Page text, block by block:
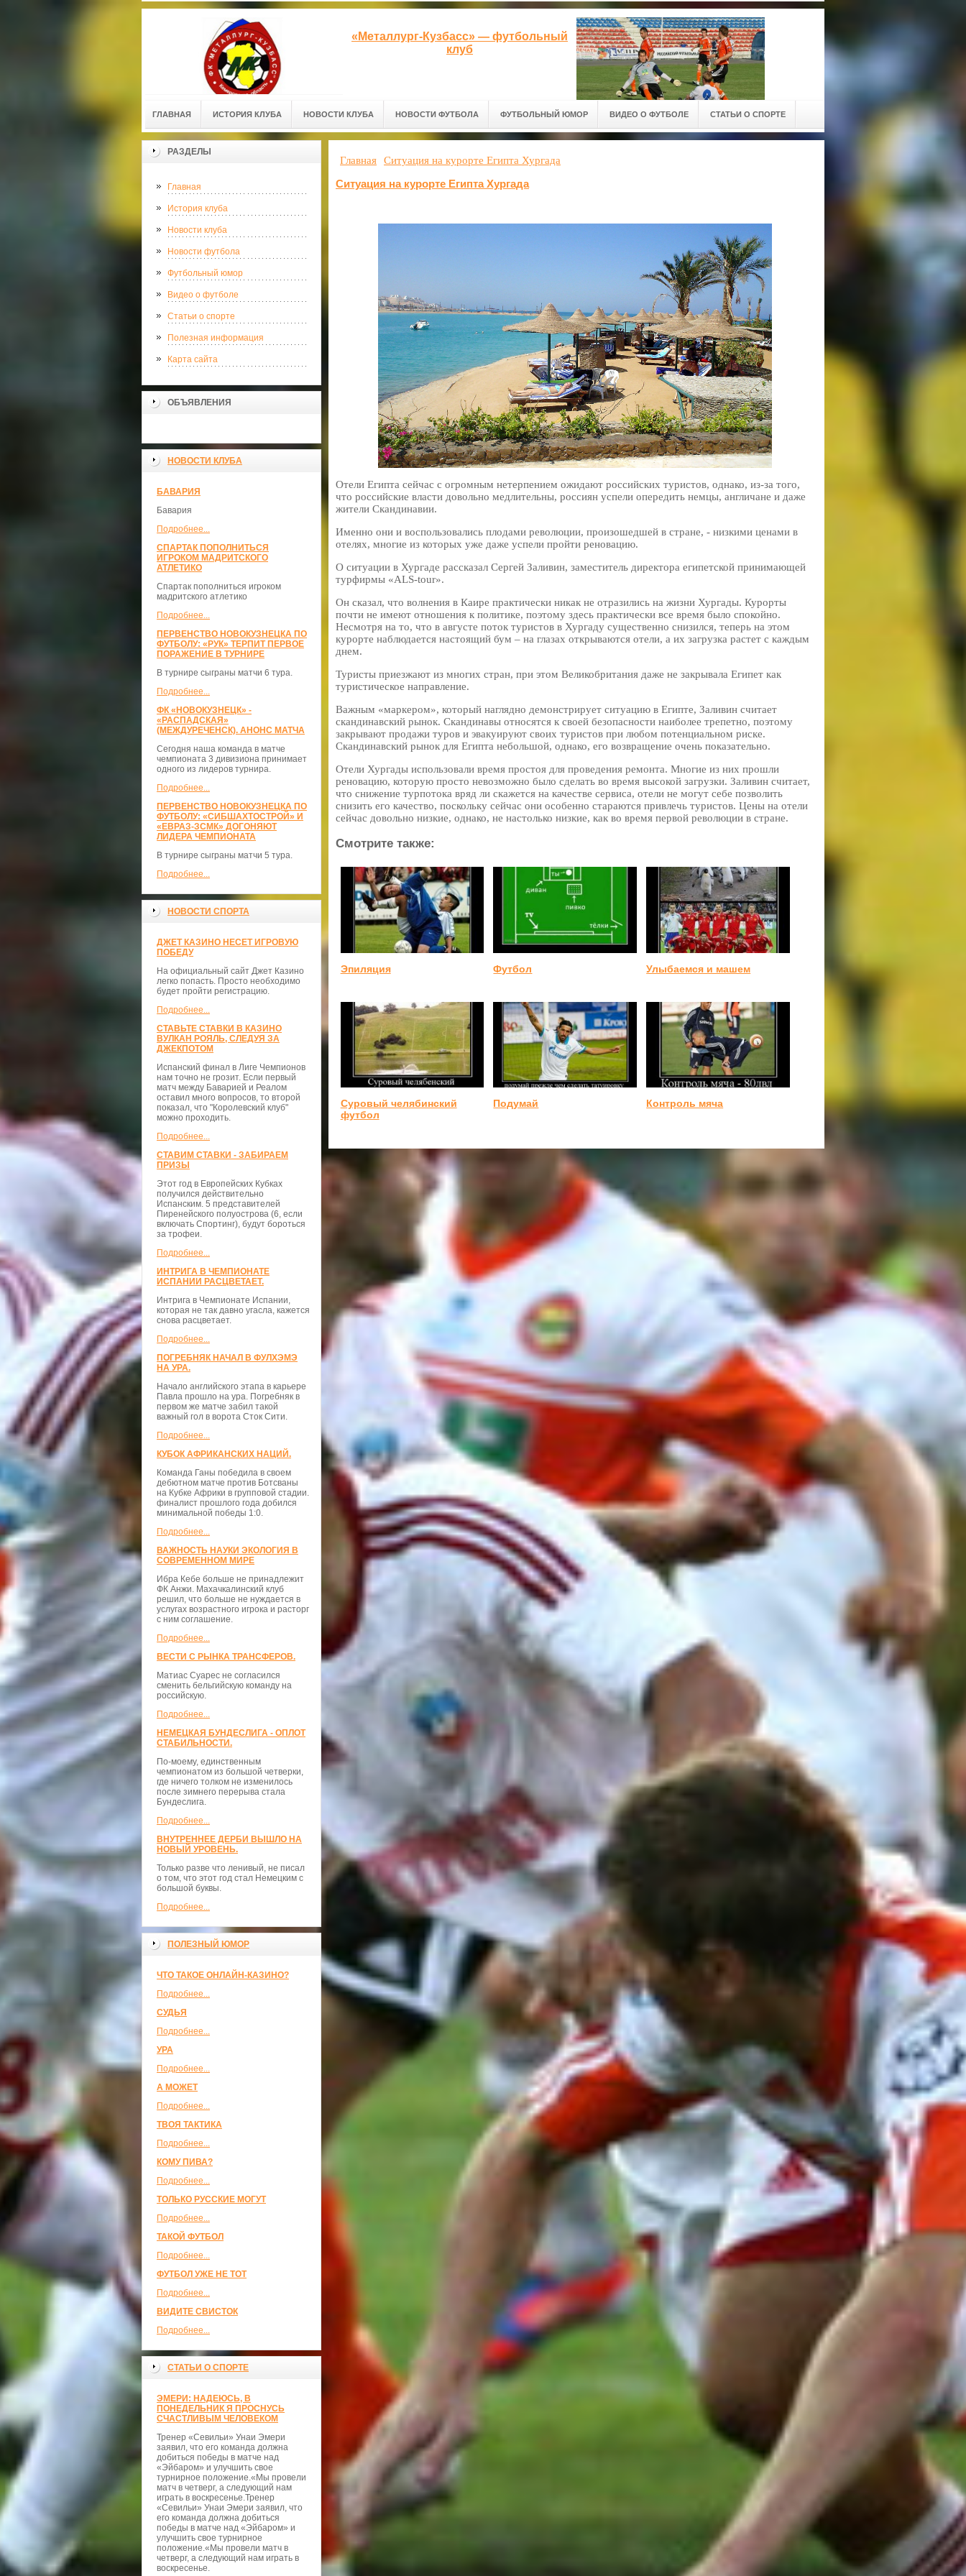
«Металлург-Кузбасс» — футбольный
клуб
ГЛАВНАЯ ИСТОРИЯ КЛУБА НОВОСТИ КЛУБА НОВОСТИ ФУТБОЛА ФУТБОЛЬНЫЙ ЮМОР ВИДЕО О ФУТБОЛЕ СТАТЬИ О СПОРТЕ
РАЗДЕЛЫ
Главная
История клуба
Новости клуба
Новости футбола
Футбольный юмор
Видео о футболе
Статьи о спорте
Полезная информация
Карта сайта
ОБЪЯВЛЕНИЯ
НОВОСТИ КЛУБА
БАВАРИЯ
Бавария
Подробнее...
СПАРТАК ПОПОЛНИТЬСЯ
ИГРОКОМ МАДРИТСКОГО
АТЛЕТИКО
Спартак пополниться игроком
мадритского атлетико
Подробнее...
ПЕРВЕНСТВО НОВОКУЗНЕЦКА ПО
ФУТБОЛУ: «РУК» ТЕРПИТ ПЕРВОЕ
ПОРАЖЕНИЕ В ТУРНИРЕ
В турнире сыграны матчи 6 тура.
Подробнее...
ФК «НОВОКУЗНЕЦК» -
«РАСПАДСКАЯ»
(МЕЖДУРЕЧЕНСК). АНОНС МАТЧА
Сегодня наша команда в матче
чемпионата 3 дивизиона принимает
одного из лидеров турнира.
Подробнее...
ПЕРВЕНСТВО НОВОКУЗНЕЦКА ПО
ФУТБОЛУ: «СИБШАХТОСТРОЙ» И
«ЕВРАЗ-ЗСМК» ДОГОНЯЮТ
ЛИДЕРА ЧЕМПИОНАТА
В турнире сыграны матчи 5 тура.
Подробнее...
НОВОСТИ СПОРТА
ДЖЕТ КАЗИНО НЕСЕТ ИГРОВУЮ
ПОБЕДУ
На официальный сайт Джет Казино
легко попасть. Просто необходимо
будет пройти регистрацию.
Подробнее...
СТАВЬТЕ СТАВКИ В КАЗИНО
ВУЛКАН РОЯЛЬ, СЛЕДУЯ ЗА
ДЖЕКПОТОМ
Испанский финал в Лиге Чемпионов
нам точно не грозит. Если первый
матч между Баварией и Реалом
оставил много вопросов, то второй
показал, что "Королевский клуб"
можно проходить.
Подробнее...
СТАВИМ СТАВКИ - ЗАБИРАЕМ
ПРИЗЫ
Этот год в Европейских Кубках
получился действительно
Испанским. 5 представителей
Пиренейского полуострова (6, если
включать Спортинг), будут бороться
за трофеи.
Подробнее...
ИНТРИГА В ЧЕМПИОНАТЕ
ИСПАНИИ РАСЦВЕТАЕТ.
Интрига в Чемпионате Испании,
которая не так давно угасла, кажется
снова расцветает.
Подробнее...
ПОГРЕБНЯК НАЧАЛ В ФУЛХЭМЭ
НА УРА.
Начало английского этапа в карьере
Павла прошло на ура. Погребняк в
первом же матче забил такой
важный гол в ворота Сток Сити.
Подробнее...
КУБОК АФРИКАНСКИХ НАЦИЙ.
Команда Ганы победила в своем
дебютном матче против Ботсваны
на Кубке Африки в групповой стадии.
финалист прошлого года добился
минимальной победы 1:0.
Подробнее...
ВАЖНОСТЬ НАУКИ ЭКОЛОГИЯ В
СОВРЕМЕННОМ МИРЕ
Ибра Кебе больше не принадлежит
ФК Анжи. Махачкалинский клуб
решил, что больше не нуждается в
услугах возрастного игрока и расторг
с ним соглашение.
Подробнее...
ВЕСТИ С РЫНКА ТРАНСФЕРОВ.
Матиас Суарес не согласился
сменить бельгийскую команду на
российскую.
Подробнее...
НЕМЕЦКАЯ БУНДЕСЛИГА - ОПЛОТ
СТАБИЛЬНОСТИ.
По-моему, единственным
чемпионатом из большой четверки,
где ничего толком не изменилось
после зимнего перерыва стала
Бундеслига.
Подробнее...
ВНУТРЕННЕЕ ДЕРБИ ВЫШЛО НА
НОВЫЙ УРОВЕНЬ.
Только разве что ленивый, не писал
о том, что этот год стал Немецким с
большой буквы.
Подробнее...
ПОЛЕЗНЫЙ ЮМОР
ЧТО ТАКОЕ ОНЛАЙН-КАЗИНО?
Подробнее...
СУДЬЯ
Подробнее...
УРА
Подробнее...
А МОЖЕТ
Подробнее...
ТВОЯ ТАКТИКА
Подробнее...
КОМУ ПИВА?
Подробнее...
ТОЛЬКО РУССКИЕ МОГУТ
Подробнее...
ТАКОЙ ФУТБОЛ
Подробнее...
ФУТБОЛ УЖЕ НЕ ТОТ
Подробнее...
ВИДИТЕ СВИСТОК
Подробнее...
СТАТЬИ О СПОРТЕ
ЭМЕРИ: НАДЕЮСЬ, В
ПОНЕДЕЛЬНИК Я ПРОСНУСЬ
СЧАСТЛИВЫМ ЧЕЛОВЕКОМ
Тренер «Севильи» Унаи Эмери
заявил, что его команда должна
добиться победы в матче над
«Эйбаром» и улучшить свое
турнирное положение.«Мы провели
матч в четверг, а следующий нам
играть в воскресенье.Тренер
«Севильи» Унаи Эмери заявил, что
его команда должна добиться
победы в матче над «Эйбаром» и
улучшить свое турнирное
положение.«Мы провели матч в
четверг, а следующий нам играть в
воскресенье.
Главная Ситуация на курорте Египта Хургада
Ситуация на курорте Египта Хургада
Отели Египта сейчас с огромным нетерпением ожидают российских туристов, однако, из-за того,
что российские власти довольно медлительны, россиян успели опередить немцы, англичане и даже
жители Скандинавии.
Именно они и воспользовались плодами революции, произошедшей в стране, - низкими ценами в
отелях, многие из которых уже даже успели пройти реновацию.
О ситуации в Хургаде рассказал Сергей Заливин, заместитель директора египетской принимающей
турфирмы «ALS-tour».
Он сказал, что волнения в Каире практически никак не отразились на жизни Хургады. Курорты
почти не имеют отношения к политике, поэтому здесь практически все время было спокойно.
Несмотря на то, что в августе поток туристов в Хургаду существенно снизился, теперь на этом
курорте наблюдается настоящий бум – на глазах открываются отели, а их загрузка растет с каждым
днем.
Туристы приезжают из многих стран, при этом Великобритания даже не закрывала Египет как
туристическое направление.
Важным «маркером», который наглядно демонстрирует ситуацию в Египте, Заливин считает
скандинавский рынок. Скандинавы относятся к своей безопасности наиболее трепетно, поэтому
закрывают продажи туров и эвакуируют своих туристов при любом потенциальном риске.
Скандинавский рынок для Египта небольшой, однако, его возвращение очень показательно.
Отели Хургады использовали время простоя для проведения ремонта. Многие из них прошли
реновацию, которую просто невозможно было сделать во время высокой загрузки. Заливин считает,
что снижение турпотока вряд ли скажется на качестве сервиса, отели не могут себе позволить
снизить его качество, поскольку сейчас они особенно стараются привлечь туристов. Цены на отели
сейчас довольно низкие, однако, не настолько низкие, как во время первой революции в стране.
Смотрите также:
Эпиляция Футбол Улыбаемся и машем
Суровый челябинский
футбол
Подумай Контроль мяча